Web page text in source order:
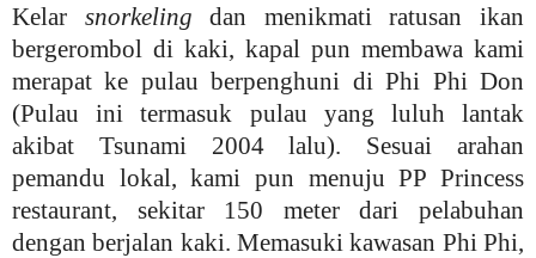
Kelar snorkeling dan menikmati ratusan ikan
bergerombol di kaki, kapal pun membawa kami
merapat ke pulau berpenghuni di Phi Phi Don
(Pulau ini termasuk pulau yang luluh lantak
akibat Tsunami 2004 lalu). Sesuai arahan
pemandu lokal, kami pun menuju PP Princess
restaurant, sekitar 150 meter dari pelabuhan
dengan berjalan kaki. Memasuki kawasan Phi Phi,